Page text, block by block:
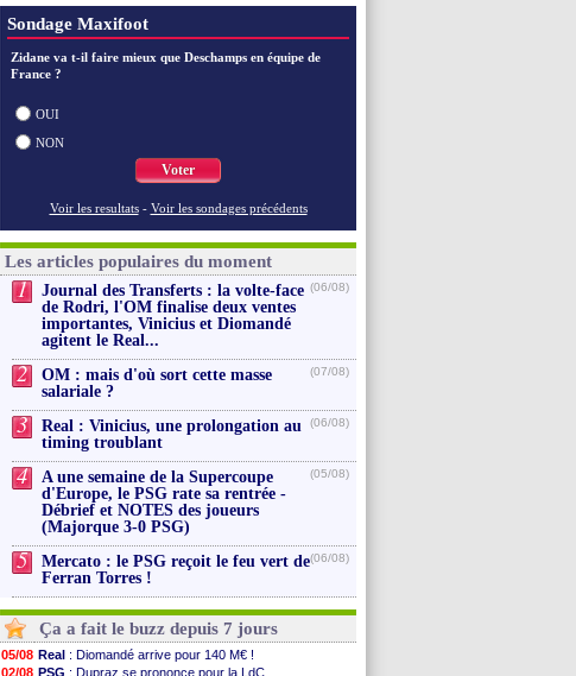
Sondage Maxifoot
Zidane va t-il faire mieux que Deschamps en équipe de
France ?
OUI
NON
Voter
Voir les resultats - Voir les sondages précédents
Les articles populaires du moment
1
Journal des Transferts : la volte-face
de Rodri, l'OM finalise deux ventes
importantes, Vinicius et Diomandé
agitent le Real...
(06/08)
2
OM : mais d'où sort cette masse
salariale ?
(07/08)
3
Real : Vinicius, une prolongation au
timing troublant
(06/08)
4
A une semaine de la Supercoupe
d'Europe, le PSG rate sa rentrée -
Débrief et NOTES des joueurs
(Majorque 3-0 PSG)
(05/08)
5
Mercato : le PSG reçoit le feu vert de
Ferran Torres !
(06/08)
Ça a fait le buzz depuis 7 jours
05/08 Real : Diomandé arrive pour 140 M€ !
02/08 PSG : Dupraz se prononce pour la LdC